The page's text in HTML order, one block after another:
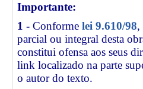
Importante:
1 - Conforme lei 9.610/98,
parcial ou integral desta
constitui ofensa aos seus
link localizado na parte
o autor do texto.